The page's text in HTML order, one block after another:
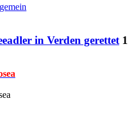
in Verden gerettet 1